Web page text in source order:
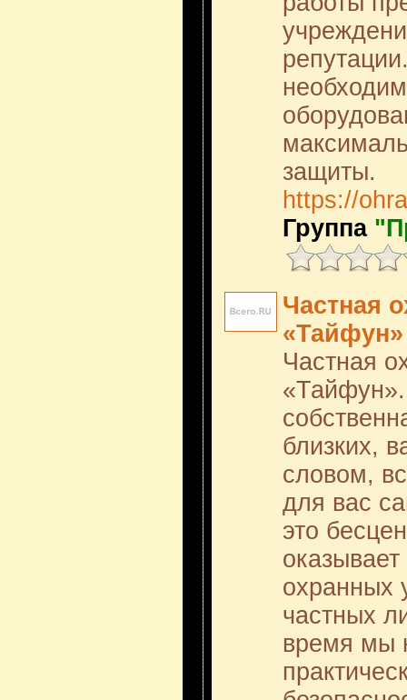
защиты.
https://
Группа
Частная
«Тайфун»
Частная
близких,
словом,
для вас
это
охранных
частных
время мы